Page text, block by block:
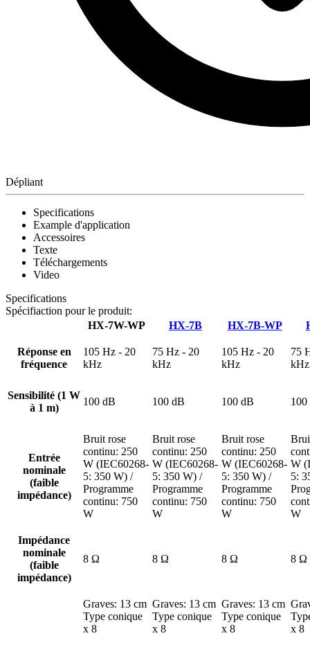
Dépliant
Specifications
Example d'application
Accessoires
Texte
Téléchargements
Video
Specifications
Spécifiaction pour le produit:
HX-7W-WP
HX-7B HX-7B-WP
Réponse en
fréquence
105 Hz - 20
kHz
75 Hz - 20
kHz
105 Hz - 20
kHz
75
kHz
Sensibilité (1 W
à 1 m)
100 dB 100 dB 100 dB
Entrée
nominale
(faible
impédance)
Bruit rose
continu: 250
W (IEC60268-
5: 350 W) /
Programme
continu: 750
W
Bruit rose
continu: 250
W (IEC60268-
5: 350 W) /
Programme
continu: 750
W
Bruit rose
continu: 250
W (IEC60268-
5: 350 W) /
Programme
continu: 750
W
W
5:
W
Impédance
nominale
(faible
impédance)
8 Ω 8 Ω 8 Ω 8 Ω
Graves: 13 cm
Type conique
x 8
Graves: 13 cm
Type conique
x 8
Graves: 13 cm
Type conique
x 8
x 8